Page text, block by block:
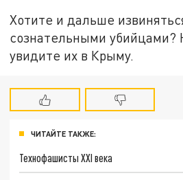
Хотите и дальше
сознательными убийцами?
увидите их в Крыму.
ЧИТАЙТЕ ТАКЖЕ:
Технофашисты XXI века